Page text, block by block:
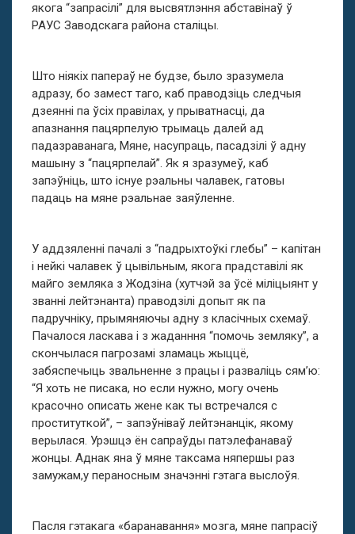
якога “запрасілі” для высвятлэння абставінаў ў
РАУС Заводскага района сталіцы.
Што ніякіх папераў не будзе, было зразумела
адразу, бо замест таго, каб праводзіць следчыя
дзеянні па ўсіх правілах, у прыватнасці, да
апазнання пацярпелую трымаць далей ад
падазраванага, Мяне, насупраць, пасадзілі ў адну
машыну з “пацярпелай”. Як я зразумеў, каб
запэўніць, што існуе рэальны чалавек, гатовы
падаць на мяне рэальнае заяўленне.
У аддзяленні пачалі з “падрыхтоўкі глебы” – капітан
і нейкі чалавек ў цывільным, якога прадставілі як
майго земляка з Жодзіна (хутчэй за ўсё міліцыянт у
званні лейтэнанта) праводзілі допыт як па
падручніку, прымяняючы адну з класічных схемаў.
Пачалося ласкава і з жаданння “помочь земляку”, а
скончылася пагрозамі зламаць жыццё,
забяспечыць звальненне з працы і разваліць сям’ю:
“Я хоть не писака, но если нужно, могу очень
красочно описать жене как ты встречался с
проституткой”, – запэўніваў лейтэнанцік, якому
верылася. Урэшцэ ён сапраўды патэлефанаваў
жонцы. Аднак яна ў мяне таксама няпершы раз
замужам,у пераносным значэнні гэтага выслоўя.
Пасля гэтакага «баранавання» мозга, мяне папрасіў